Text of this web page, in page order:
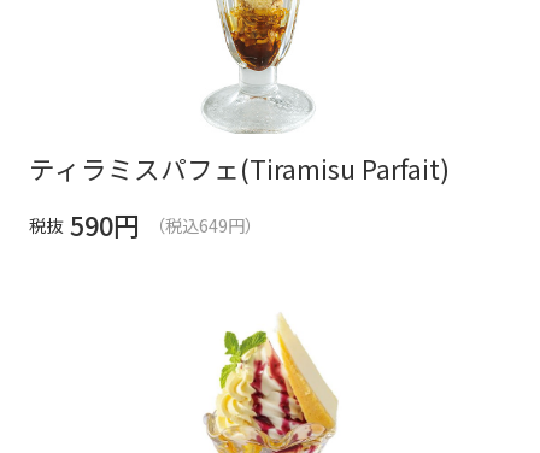
ティラミスパフェ(Tiramisu Parfait)
税抜 590円 （税込649円）